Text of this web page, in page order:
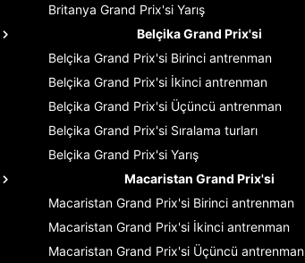
Britanya Grand Prix'si Yarış
Belçika Grand Prix'si
Belçika Grand Prix'si Birinci antrenman
Belçika Grand Prix'si İkinci antrenman
Belçika Grand Prix'si Üçüncü antrenman
Belçika Grand Prix'si Sıralama turları
Belçika Grand Prix'si Yarış
Macaristan Grand Prix'si
Macaristan Grand Prix'si Birinci antrenman
Macaristan Grand Prix'si İkinci antrenman
Macaristan Grand Prix'si Üçüncü antrenman